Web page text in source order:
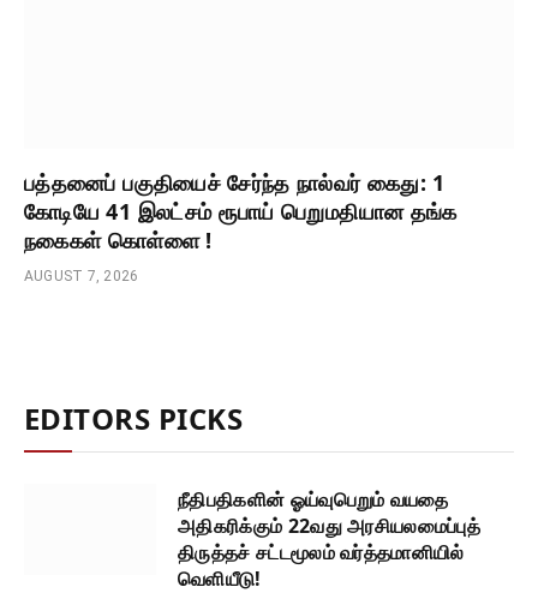
பத்தனைப் பகுதியைச் சேர்ந்த நால்வர் கைது: 1
கோடியே 41 இலட்சம் ரூபாய் பெறுமதியான தங்க
நகைகள் கொள்ளை !
AUGUST 7, 2026
EDITORS PICKS
நீதிபதிகளின் ஓய்வுபெறும் வயதை
அதிகரிக்கும் 22வது அரசியலமைப்புத்
திருத்தச் சட்டமூலம் வர்த்தமானியில்
வெளியீடு!